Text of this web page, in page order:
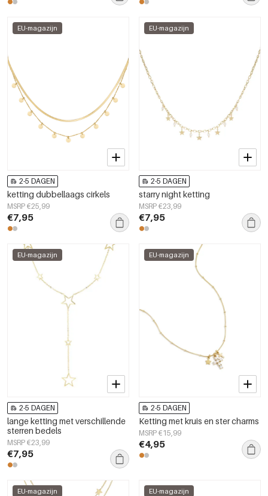
EU-magazijn
2-5 DAGEN
ketting dubbellaags cirkels
MSRP €25,99
€7,95
EU-magazijn
2-5 DAGEN
starry night ketting
MSRP €23,99
€7,95
EU-magazijn
2-5 DAGEN
lange ketting met verschillende
sterren bedels
MSRP €23,99
€7,95
EU-magazijn
2-5 DAGEN
Ketting met kruis en ster charms
MSRP €15,99
€4,95
EU-magazijn EU-magazijn